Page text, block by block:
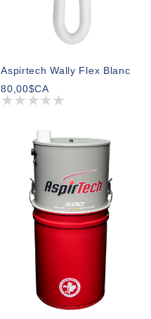
Aspirtech Wally Flex Blanc
80,00$CA